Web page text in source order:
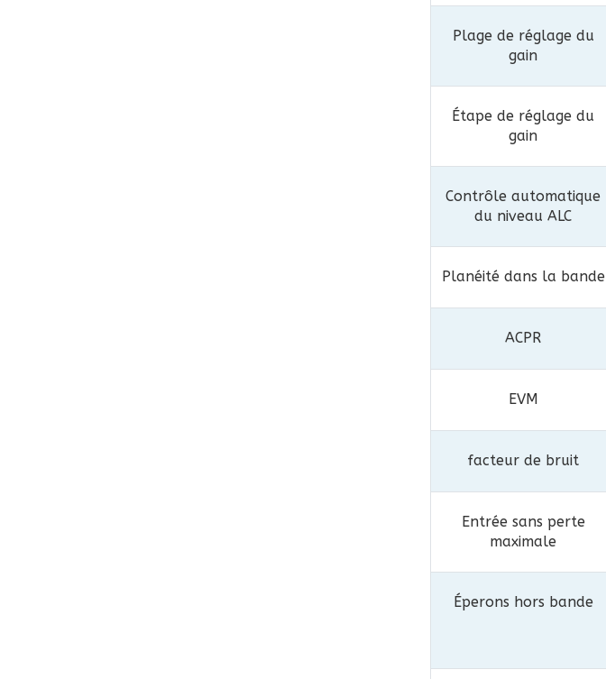
Plage de réglage du
gain
Étape de réglage du
gain
Contrôle automatique
du niveau ALC
Planéité dans la bande
ACPR
EVM
facteur de bruit
Entrée sans perte
maximale
Éperons hors bande